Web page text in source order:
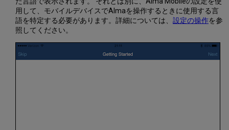
用して、モバイルデバイスでAlmaを操作するときに使用する言
語を特定する必要があります。詳細については、 設定の操作を参
照してください。